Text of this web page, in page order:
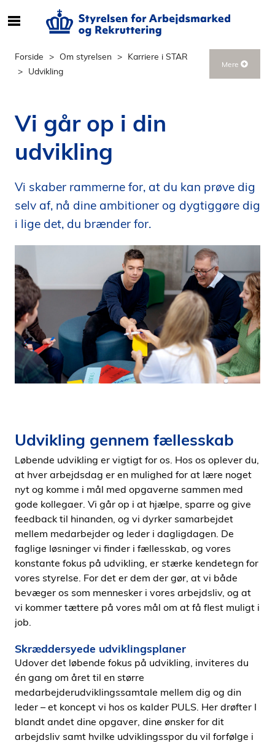
e
r
n
h
o
l
d
p
s
i
d
e
n
Forside Om styrelsen
Karriere i STAR
Udvikling
Mere
Vi går op i din
udvikling
Vi skaber rammerne for, at du kan prøve dig
selv af, nå dine ambitioner og dygtiggøre dig
i lige det, du brænder for.
Udvikling gennem fællesskab
Løbende udvikling er vigtigt for os. Hos os oplever du,
at hver arbejdsdag er en mulighed for at lære noget
nyt og komme i mål med opgaverne sammen med
gode kollegaer. Vi går op i at hjælpe, sparre og give
feedback til hinanden, og vi dyrker samarbejdet
mellem medarbejder og leder i dagligdagen. De
faglige løsninger vi finder i fællesskab, og vores
konstante fokus på udvikling, er stærke kendetegn for
vores styrelse. For det er dem der gør, at vi både
bevæger os som mennesker i vores arbejdsliv, og at
vi kommer tættere på vores mål om at få flest muligt i
job.
Skræddersyede udviklingsplaner
Udover det løbende fokus på udvikling, inviteres du
én gang om året til en større
medarbejderudviklingssamtale mellem dig og din
leder – et koncept vi hos os kalder PULS. Her drøfter I
blandt andet dine opgaver, dine ønsker for dit
arbejdsliv samt hvilke udviklingsspor du vil forfølge i